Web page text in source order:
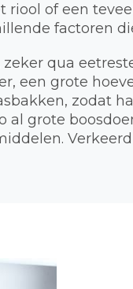
of een
factoren
qua
een grote
zodat
al grote